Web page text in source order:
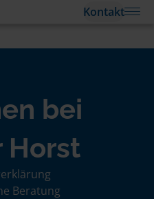
Kontakt
bei
Horst
Beratung